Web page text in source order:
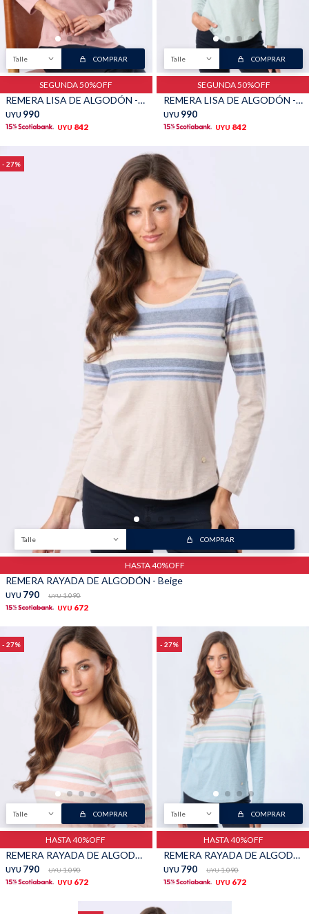
Talle COMPRAR
SEGUNDA 50%OFF
REMERA LISA DE ALGODÓN - Rosado
UYU 990
UYU 842
Talle COMPRAR
SEGUNDA 50%OFF
REMERA LISA DE ALGODÓN - Verde
UYU 990
UYU 842
27
Talle COMPRAR
HASTA 40%OFF
REMERA RAYADA DE ALGODÓN - Beige
UYU 790 UYU 1.090
UYU 672
27
Talle COMPRAR
HASTA 40%OFF
REMERA RAYADA DE ALGODÓN - Coral
UYU 790 UYU 1.090
UYU 672
27
Talle COMPRAR
HASTA 40%OFF
REMERA RAYADA DE ALGODÓN - Pistacho
UYU 790 UYU 1.090
UYU 672